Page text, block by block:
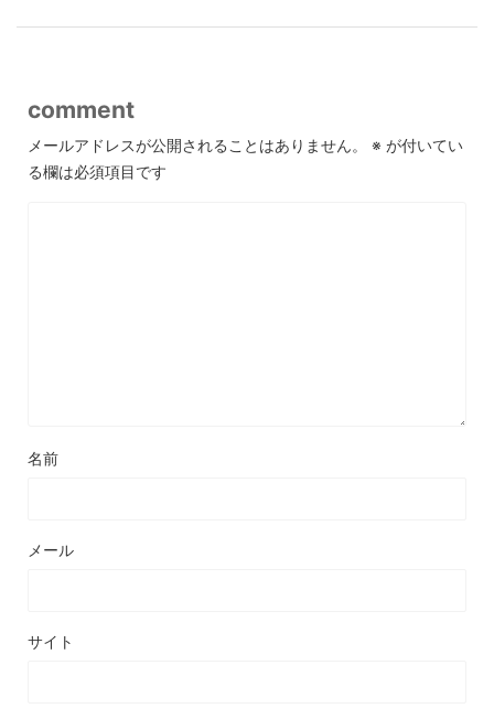
comment
メールアドレスが公開されることはありません。 ※ が付いてい
る欄は必須項目です
名前
メール
サイト